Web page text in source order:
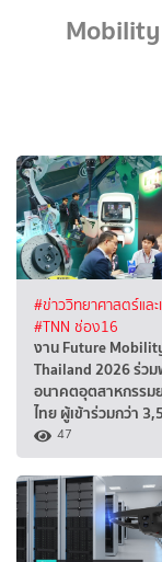
#ข่าววิทยาศาสตร์และ
#TNN ช่อง16
งาน Future
Thailand 2026 ร่ว
อนาคตอุตสาหกรรม
ไทย ผู้เข้าร่วมกว่า
47